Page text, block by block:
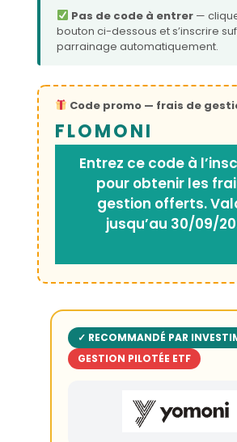
Pas de code à entrer—
bouton ci-dessous et s’inscrire
parrainage automatiquement.
Code promo — frais de
FLOMONI
Entrez ce code à
pour obtenir les
gestion offerts.
jusqu’au 30/09/
✓ RECOMMANDÉ PAR
GESTION PILOTÉE ETF